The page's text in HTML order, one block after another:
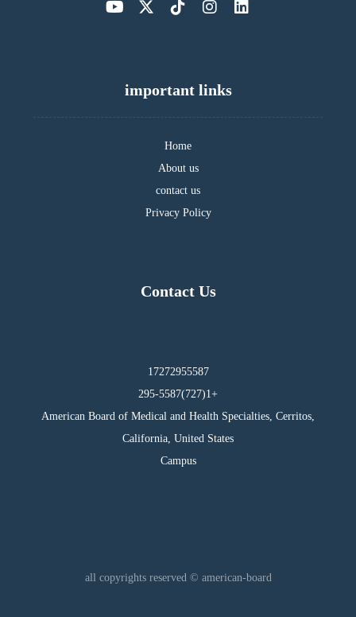
important links
Home
About us
contact us
Privacy Policy
Contact Us
17272955587
295-5587(727)1+
American Board of Medical and Health Specialties, Cerritos,
California, United States
Campus
all copyrights reserved © american-board